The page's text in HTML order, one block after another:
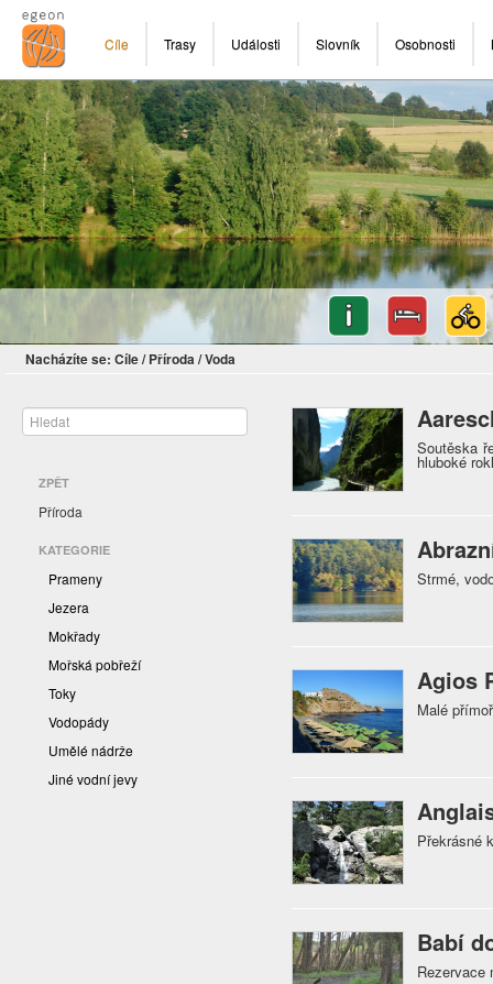
Cíle Trasy Události Slovník Osobnosti
Nacházíte se: Cíle/ Příroda/Voda
ZPĚT
Příroda
KATEGORIE
Prameny
Jezera
Mokřady
Mořská pobřeží
Toky
Vodopády
Umělé nádrže
Jiné vodní jevy
Soutěska
hluboké
Strmé,
Agios
Malé
Překrásné
Babí
Rezervace